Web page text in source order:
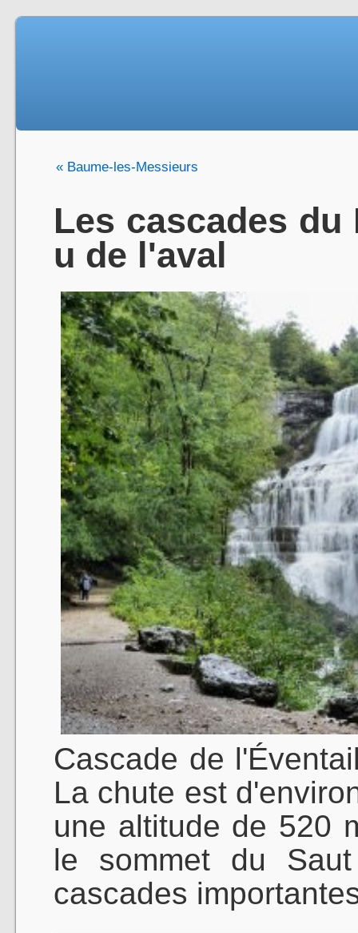
« Baume-les-Messieurs
Les cascades
u de l'aval
Cascade de
La chute est
une altitude de 520
le sommet du
cascades